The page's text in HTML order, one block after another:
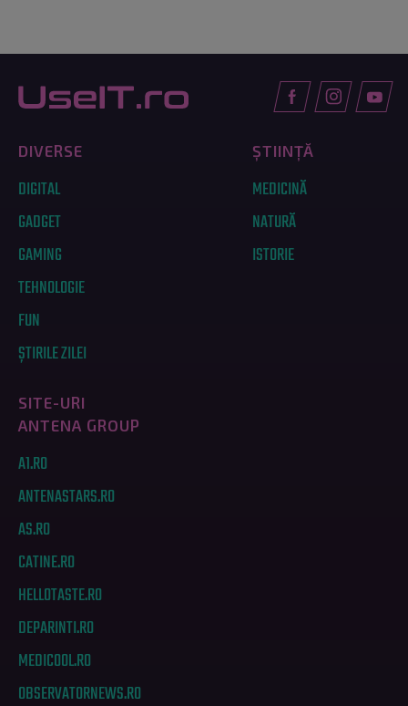
DIVERSE
DIGITAL
GADGET
GAMING
TEHNOLOGIE
FUN
ȘTIRILE ZILEI
ȘTIINȚĂ
MEDICINĂ
NATURĂ
ISTORIE
SITE-URI
ANTENA GROUP
A1.RO
ANTENASTARS.RO
AS.RO
CATINE.RO
HELLOTASTE.RO
DEPARINTI.RO
MEDICOOL.RO
OBSERVATORNEWS.RO